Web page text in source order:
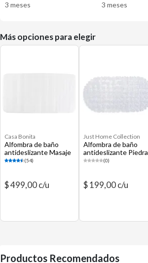
3 meses 3 meses
Más opciones para elegir
Casa Bonita
Alfombra de baño
antideslizante Masaje
38 x 76 cm
(54)
$ 499,00 c/u
Just Home Collection
Alfombra de baño
antideslizante Piedra
36 x 67 cm
(0)
$ 199,00 c/u
Productos Recomendados